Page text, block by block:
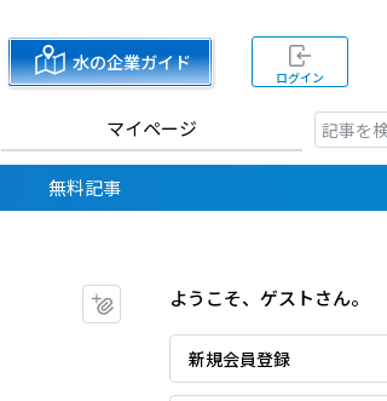
水の企業ガイド
ログイン
マイページ
無料記事
マイクリップに追加
ようこそ、ゲストさん。
新規会員登録